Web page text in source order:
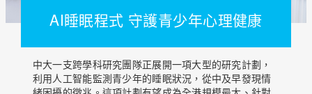
AI睡眠程式 守護青少年心理健康
中大一支跨學科研究團隊正展開一項大型的研究計劃，
利用人工智能監測青少年的睡眠狀況，從中及早發現情